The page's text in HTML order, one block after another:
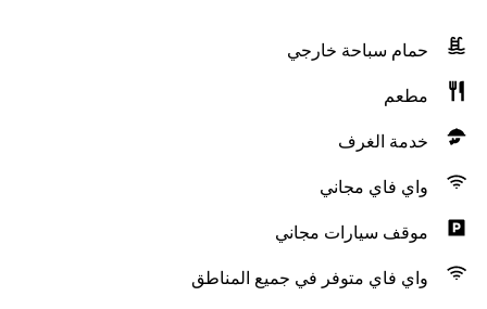
حمام سباحة خارجي
مطعم
خدمة الغرف
واي فاي مجاني
موقف سيارات مجاني
واي فاي متوفر في جميع المناطق